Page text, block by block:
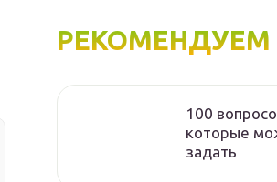
РЕКОМЕНДУЕМ
100
которые
задать